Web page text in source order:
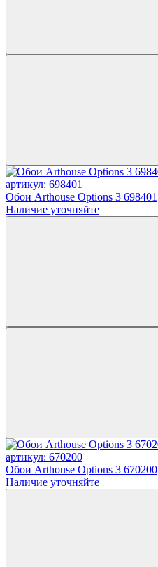
артикул: 698401
Обои Arthouse Options 3 698401
Наличие уточняйте
артикул: 670200
Обои Arthouse Options 3 670200
Наличие уточняйте